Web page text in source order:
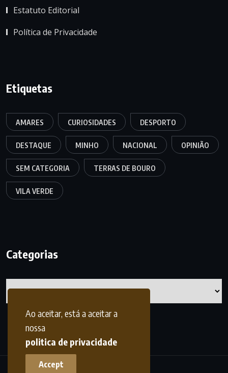
Ao aceitar, está a aceitar a
nossa
politica de privacidade
Accept
Estatuto Editorial
Política de Privacidade
Etiquetas
AMARES CURIOSIDADES DESPORTO
DESTAQUE MINHO NACIONAL OPINIÃO
SEM CATEGORIA TERRAS DE BOURO
VILA VERDE
Categorias